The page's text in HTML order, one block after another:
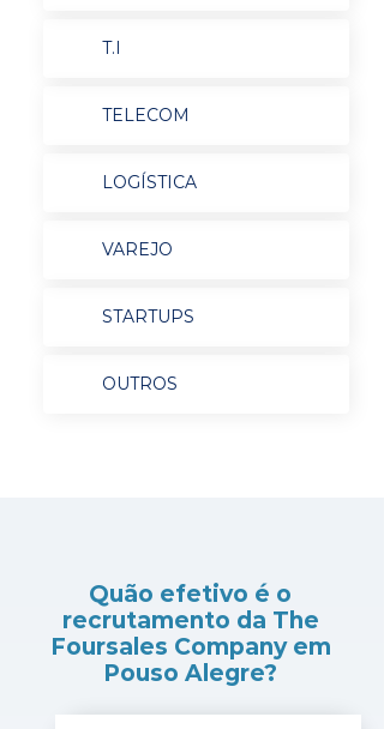
T.I
TELECOM
LOGÍSTICA
VAREJO
STARTUPS
OUTROS
Quão efetivo é o
recrutamento da The
Foursales Company em
Pouso Alegre?